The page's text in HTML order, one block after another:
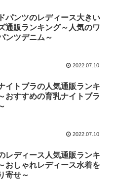
パンツのレディース大きい
通販ランキング～人気のワ
ンツデニム～
2022.07.10
イトブラの人気通販ランキ
おすすめの育乳ナイトブラ
2022.07.10
レディース人気通販ランキ
おしゃれレディース水着を
寄せ～